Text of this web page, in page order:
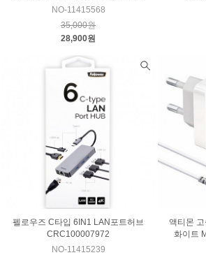
NO-11415568
35,000원
28,900원
펠로우즈 C타입 6IN1 LAN포트허브
CRC100007972
NO-11415239
액티몬
화이트